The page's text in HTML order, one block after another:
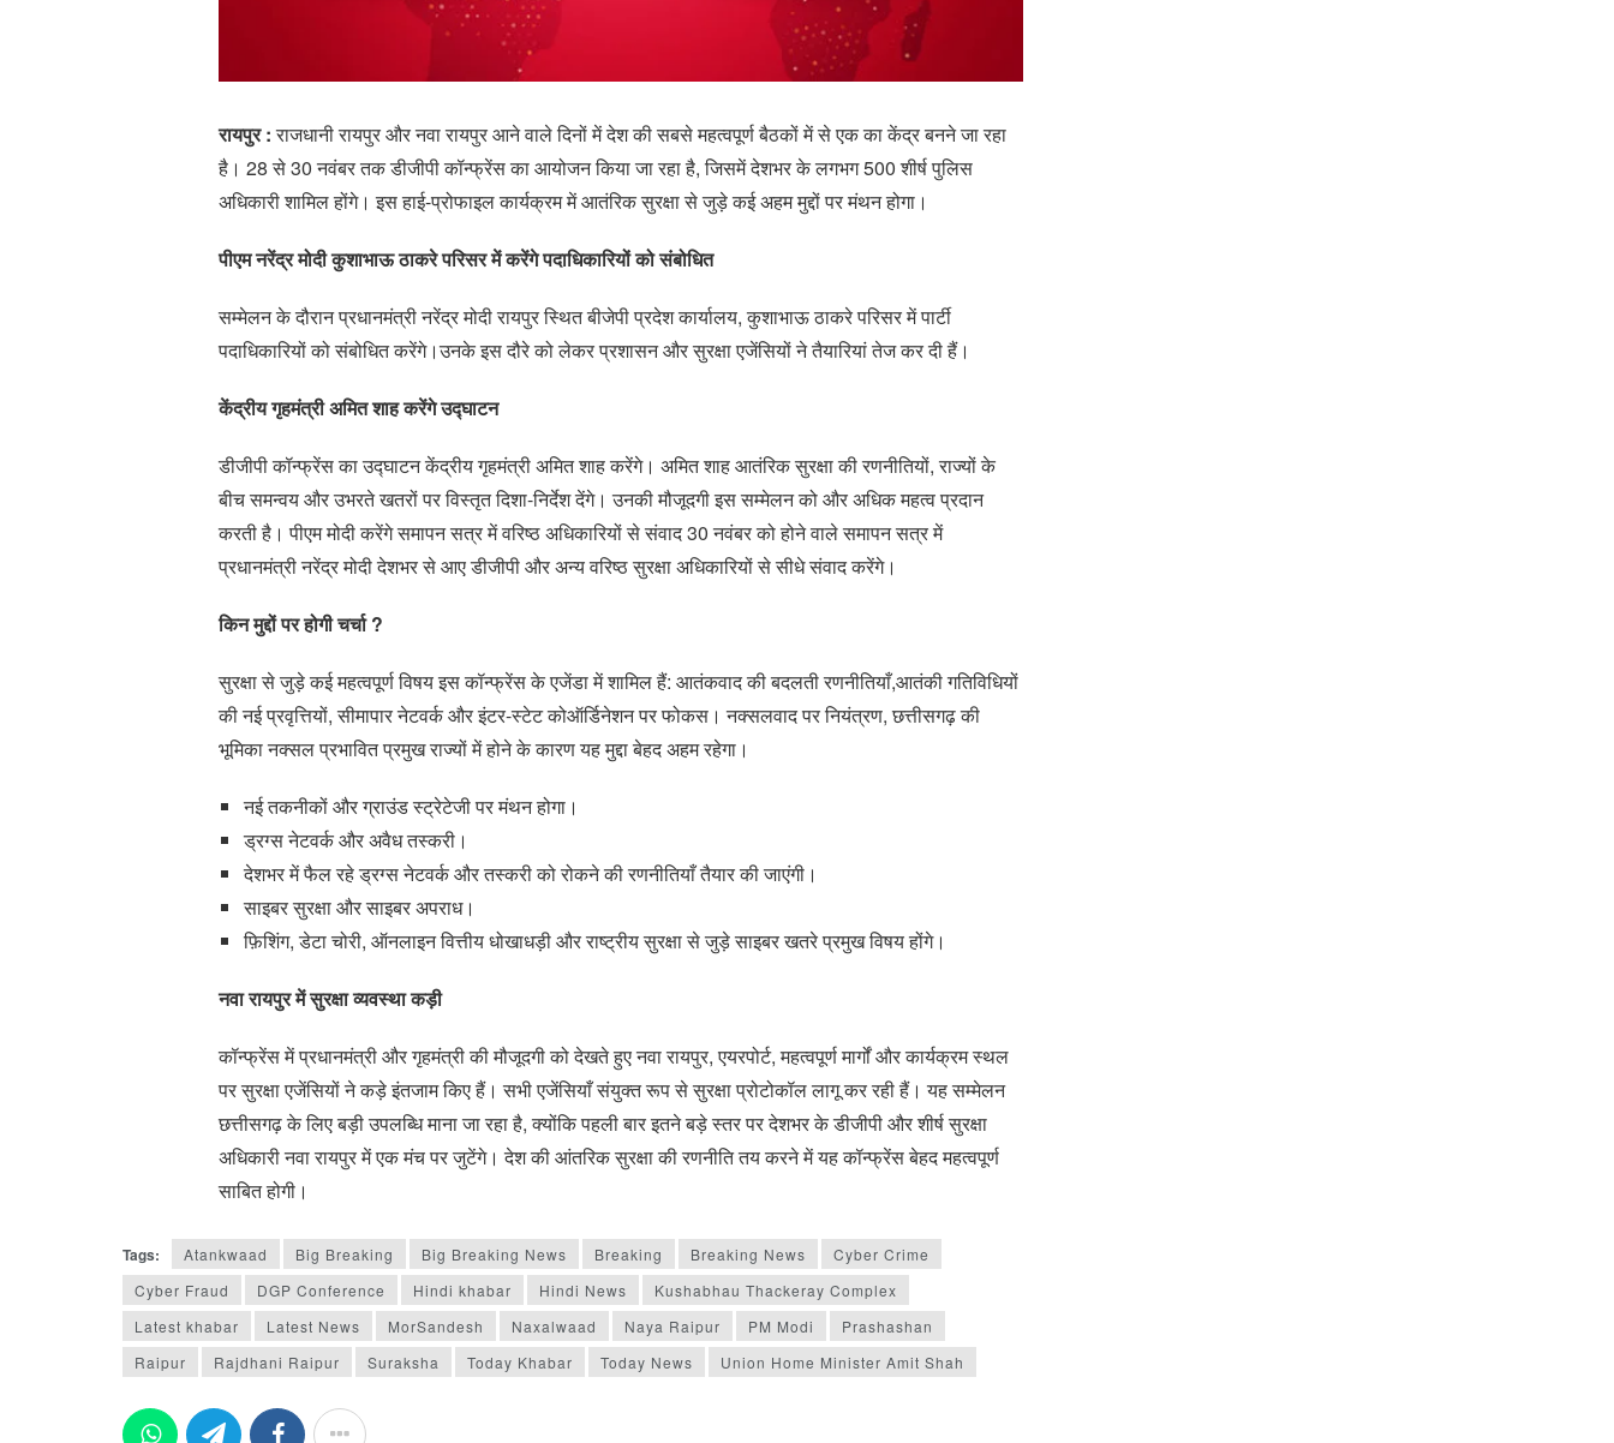
रायपुर :राजधानी रायपुर और नवा रायपुर आने वाले दिनों में देश की सबसे महत्वपूर्ण बैठकों में से एक का केंद्र बनने जा रहा
है। 28 से 30 नवंबर तक डीजीपी कॉन्फ्रेंस का आयोजन किया जा रहा है, जिसमें देशभर के लगभग 500 शीर्ष पुलिस
अधिकारी शामिल होंगे। इस हाई-प्रोफाइल कार्यक्रम में आतंरिक सुरक्षा से जुड़े कई अहम मुद्दों पर मंथन होगा।
पीएम नरेंद्र मोदी कुशाभाऊ ठाकरे परिसर में करेंगे पदाधिकारियों को संबोधित
सम्मेलन के दौरान प्रधानमंत्री नरेंद्र मोदी रायपुर स्थित बीजेपी प्रदेश कार्यालय, कुशाभाऊ ठाकरे परिसर में पार्टी
पदाधिकारियों को संबोधित करेंगे।उनके इस दौरे को लेकर प्रशासन और सुरक्षा एजेंसियों ने तैयारियां तेज कर दी हैं।
केंद्रीय गृहमंत्री अमित शाह करेंगे उद्घाटन
डीजीपी कॉन्फ्रेंस का उद्घाटन केंद्रीय गृहमंत्री अमित शाह करेंगे। अमित शाह आतंरिक सुरक्षा की रणनीतियों, राज्यों के
बीच समन्वय और उभरते खतरों पर विस्तृत दिशा-निर्देश देंगे। उनकी मौजूदगी इस सम्मेलन को और अधिक महत्व प्रदान
करती है। पीएम मोदी करेंगे समापन सत्र में वरिष्ठ अधिकारियों से संवाद 30 नवंबर को होने वाले समापन सत्र में
प्रधानमंत्री नरेंद्र मोदी देशभर से आए डीजीपी और अन्य वरिष्ठ सुरक्षा अधिकारियों से सीधे संवाद करेंगे।
किन मुद्दों पर होगी चर्चा ?
सुरक्षा से जुड़े कई महत्वपूर्ण विषय इस कॉन्फ्रेंस के एजेंडा में शामिल हैं: आतंकवाद की बदलती रणनीतियाँ,आतंकी गतिविधियों
की नई प्रवृत्तियों, सीमापार नेटवर्क और इंटर-स्टेट कोऑर्डिनेशन पर फोकस। नक्सलवाद पर नियंत्रण, छत्तीसगढ़ की
भूमिका नक्सल प्रभावित प्रमुख राज्यों में होने के कारण यह मुद्दा बेहद अहम रहेगा।
नई तकनीकों और ग्राउंड स्ट्रेटेजी पर मंथन होगा।
ड्रग्स नेटवर्क और अवैध तस्करी।
देशभर में फैल रहे ड्रग्स नेटवर्क और तस्करी को रोकने की रणनीतियाँ तैयार की जाएंगी।
साइबर सुरक्षा और साइबर अपराध।
फ़िशिंग, डेटा चोरी, ऑनलाइन वित्तीय धोखाधड़ी और राष्ट्रीय सुरक्षा से जुड़े साइबर खतरे प्रमुख विषय होंगे।
नवा रायपुर में सुरक्षा व्यवस्था कड़ी
कॉन्फ्रेंस में प्रधानमंत्री और गृहमंत्री की मौजूदगी को देखते हुए नवा रायपुर, एयरपोर्ट, महत्वपूर्ण मार्गों और कार्यक्रम स्थल
पर सुरक्षा एजेंसियों ने कड़े इंतजाम किए हैं। सभी एजेंसियाँ संयुक्त रूप से सुरक्षा प्रोटोकॉल लागू कर रही हैं। यह सम्मेलन
छत्तीसगढ़ के लिए बड़ी उपलब्धि माना जा रहा है, क्योंकि पहली बार इतने बड़े स्तर पर देशभर के डीजीपी और शीर्ष सुरक्षा
अधिकारी नवा रायपुर में एक मंच पर जुटेंगे। देश की आंतरिक सुरक्षा की रणनीति तय करने में यह कॉन्फ्रेंस बेहद महत्वपूर्ण
साबित होगी।
Tags: Atankwaad Big Breaking Big Breaking News Breaking Breaking News
Cyber ​​Crime
Cyber Fraud
DGP Conference Hindi khabar Hindi News
Kushabhau Thackeray Complex
Latest khabar
Latest News MorSandesh Naxalwaad Naya Raipur PM Modi
Prashashan
Raipur
Rajdhani Raipur Suraksha Today Khabar Today News Union Home Minister Amit Shah